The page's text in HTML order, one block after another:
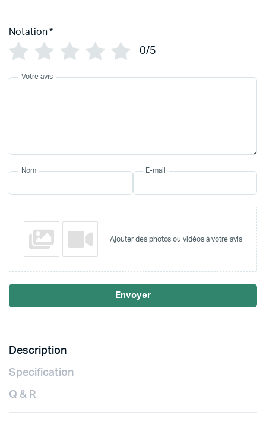
Notation *
0/5
Votre avis
Nom E-mail
Ajouter des photos ou vidéos à votre avis
Envoyer
Description
Specification
Q & R